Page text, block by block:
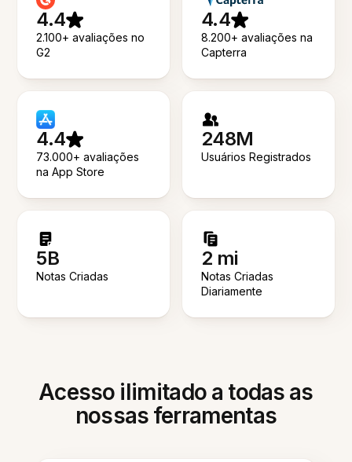
4.4
2.100+ avaliações no
G2
4.4
8.200+ avaliações na
Capterra
4.4
73.000+ avaliações
na App Store
248M
Usuários Registrados
5B
Notas Criadas
2 mi
Notas Criadas
Diariamente
Acesso ilimitado a todas as
nossas ferramentas